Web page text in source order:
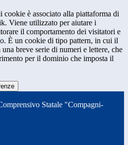
cookie è associato alla piattaforma di
Viene utilizzato per aiutare i
il comportamento dei visitatori e
È un cookie di tipo pattern, in cui il
breve serie di numeri e lettere, che
per il dominio che imposta il
Statale "Compagni-